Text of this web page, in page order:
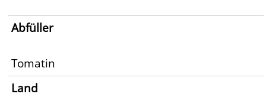
Abfüller
Tomatin
Land